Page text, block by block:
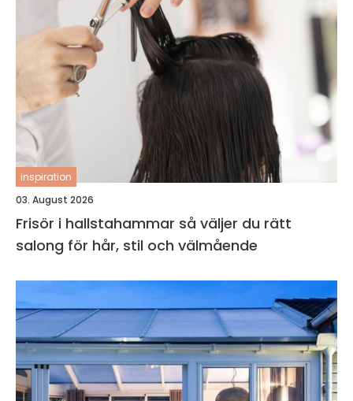
inspiration
03. August 2026
Frisör i hallstahammar så väljer du rätt
salong för hår, stil och välmående